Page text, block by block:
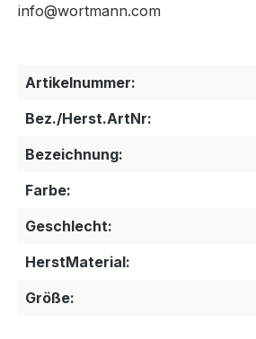
info@wortmann.com
Artikelnummer:
Bez./Herst.ArtNr:
Bezeichnung:
Farbe:
Geschlecht:
HerstMaterial:
Größe: